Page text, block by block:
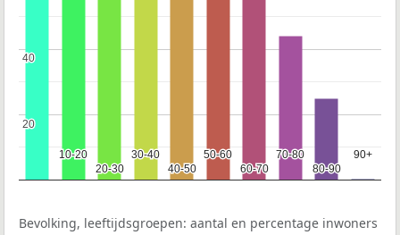
10-20
10-20
20-30
20-30
30-40
30-40
40-50
40-50
50-60
50-60
60-70
60-70
70-80
70-80
80-90
80-90
90+
90+
20
20
40
40
Bevolking, leeftijdsgroepen: aantal en percentage inwoners